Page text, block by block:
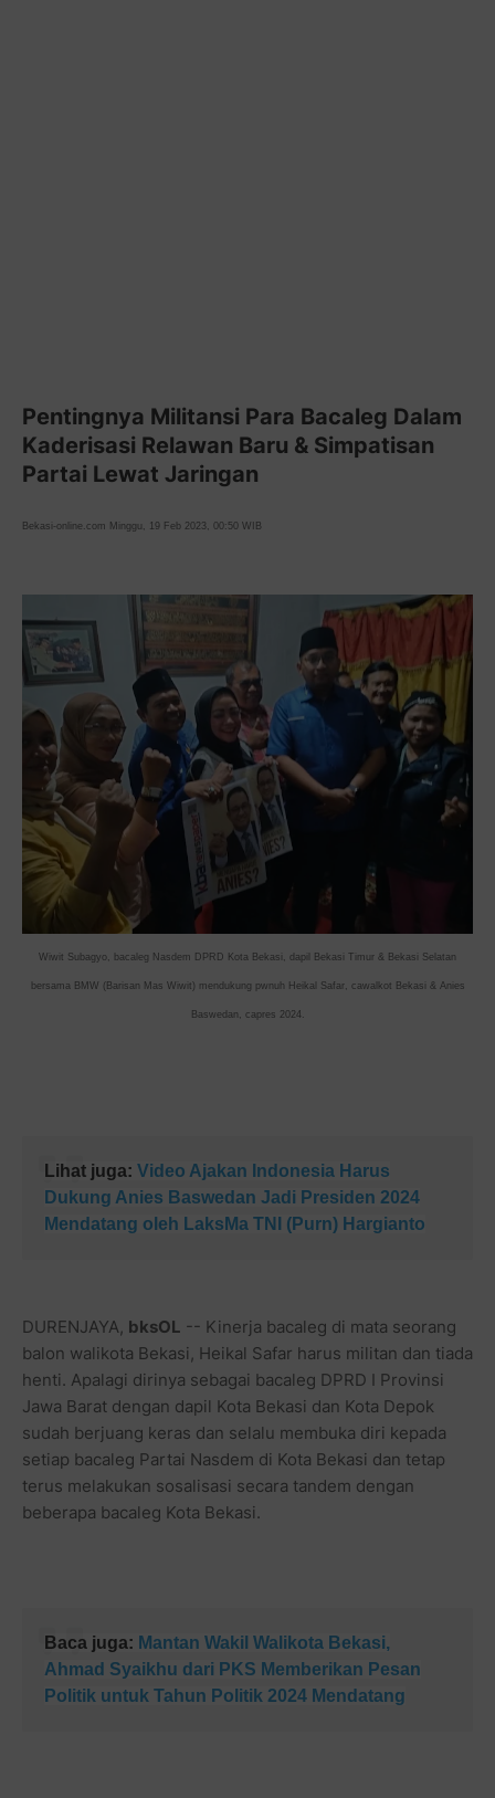
Pentingnya Militansi Para Bacaleg Dalam
Kaderisasi Relawan Baru & Simpatisan
Partai Lewat Jaringan
Bekasi-online.com Minggu, 19 Feb 2023, 00:50 WIB
Wiwit Subagyo, bacaleg Nasdem DPRD Kota Bekasi, dapil Bekasi Timur & Bekasi Selatan
bersama BMW (Barisan Mas Wiwit) mendukung pwnuh Heikal Safar, cawalkot Bekasi & Anies
Baswedan, capres 2024.
Lihat juga: Video Ajakan Indonesia Harus
Dukung Anies Baswedan Jadi Presiden 2024
Mendatang oleh LaksMa TNI (Purn) Hargianto
DURENJAYA, bksOL -- Kinerja bacaleg di mata seorang
balon walikota Bekasi, Heikal Safar harus militan dan tiada
henti. Apalagi dirinya sebagai bacaleg DPRD I Provinsi
Jawa Barat dengan dapil Kota Bekasi dan Kota Depok
sudah berjuang keras dan selalu membuka diri kepada
setiap bacaleg Partai Nasdem di Kota Bekasi dan tetap
terus melakukan sosalisasi secara tandem dengan
beberapa bacaleg Kota Bekasi.
Baca juga: Mantan Wakil Walikota Bekasi,
Ahmad Syaikhu dari PKS Memberikan Pesan
Politik untuk Tahun Politik 2024 Mendatang